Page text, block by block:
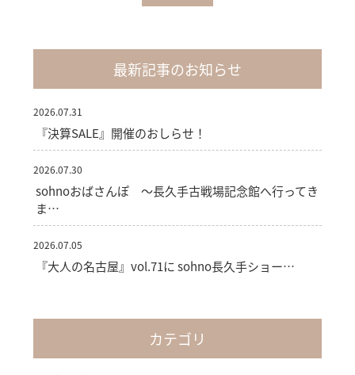
最新記事のお知らせ
2026.07.31
『決算SALE』開催のおしらせ！
2026.07.30
sohnoおばさんぽ ～長久手古戦場記念館へ行ってき
ま…
2026.07.05
『大人の名古屋』vol.71に sohno長久手ショー…
カテゴリ